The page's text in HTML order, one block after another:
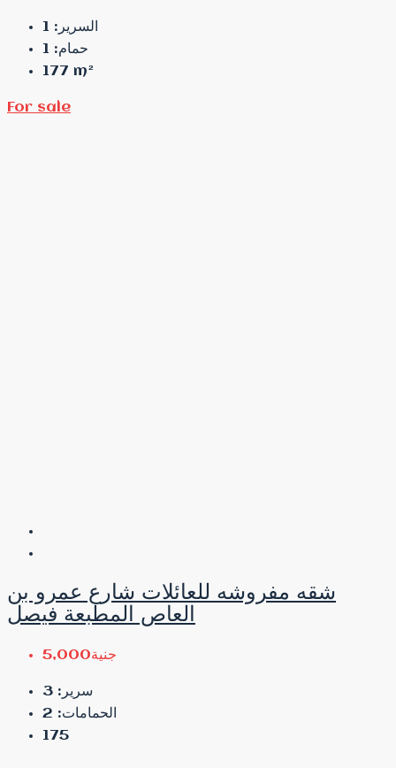
السرير: 1
حمام: 1
177 m²
For sale
شقه مفروشه للعائلات شارع عمرو بن
العاص المطبعة فيصل
جنية5,000
سرير: 3
الحمامات: 2
175